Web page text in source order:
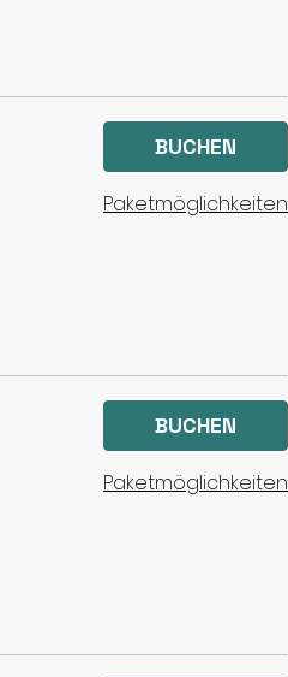
BUCHEN
Paketmöglichkeiten
BUCHEN
Paketmöglichkeiten